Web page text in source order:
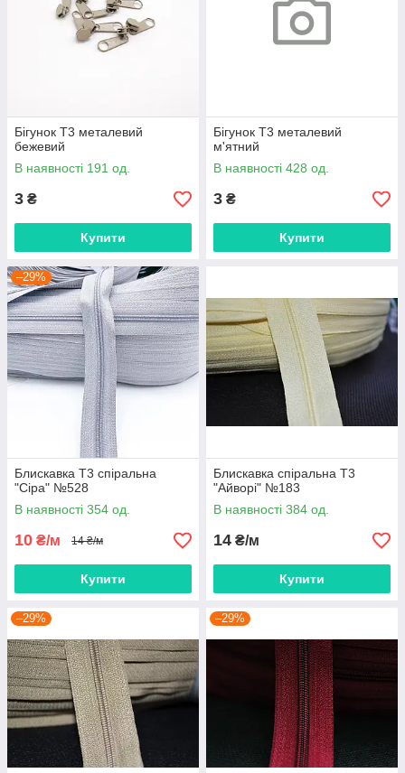
Бігунок Т3 металевий
бежевий
В наявності 191 од.
3 ₴
Купити
Бігунок Т3 металевий
м'ятний
В наявності 428 од.
3 ₴
Купити
–29%
Блискавка Т3 спіральна
"Сіра" №528
В наявності 354 од.
10 ₴/м 14 ₴/м
Купити
Блискавка спіральна Т3
"Айворі" №183
В наявності 384 од.
14 ₴/м
Купити
–29% –29%